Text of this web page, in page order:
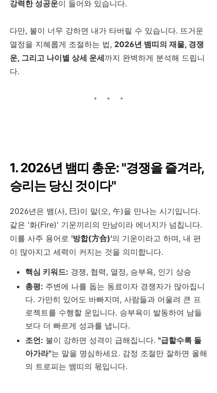
강력한 성공운이 들어와 있습니다.
다만, 불이 너무 강하면 내가 타버릴 수 있습니다. 뜨거운
열정을 지혜롭게 조절하는 법, 2026년 뱀띠의 재물, 경쟁
운, 그리고 나이별 상세 운세까지 완벽하게 분석해 드립니
다.
1. 2026년 뱀띠 총운: "경쟁을 즐겨라,
승리는 당신 것이다"
2026년은 뱀(사, 巳)이 말(오, 午)을 만나는 시기입니다.
같은 '화(Fire)' 기운끼리의 만남이라 에너지가 넘칩니다.
이를 사주 용어로 '방합(方合)'의 기운이라고 하며, 내 편
이 많아지고 세력이 커지는 것을 의미합니다.
핵심 키워드: 경쟁, 협력, 열정, 승부욕, 인기 상승
총평: 주변에 나를 돕는 동료이자 경쟁자가 많아집니
다. 가만히 있어도 바빠지며, 사람들과 어울려 큰 프
로젝트를 수행할 운입니다. 승부욕이 발동하여 남들
보다 더 빠르게 성과를 냅니다.
조언: 불이 강하면 성격이 급해집니다. "급할수록 돌
아가라"는 말을 명심하세요. 감정 조절만 잘하면 올해
의 트로피는 뱀띠의 몫입니다.